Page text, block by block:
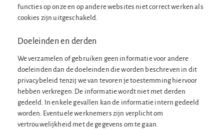
functies op onze en op andere websites niet correct werken als
cookies zijn uitgeschakeld.
Doeleinden en derden
We verzamelen of gebruiken geen informatie voor andere
doeleinden dan de doeleinden die worden beschreven in dit
privacybeleid tenzij we van tevoren je toestemming hiervoor
hebben verkregen. De informatie wordt niet met derden
gedeeld. In enkele gevallen kan de informatie intern gedeeld
worden. Eventuele werknemers zijn verplicht om
vertrouwelijkheid met de gegevens om te gaan.